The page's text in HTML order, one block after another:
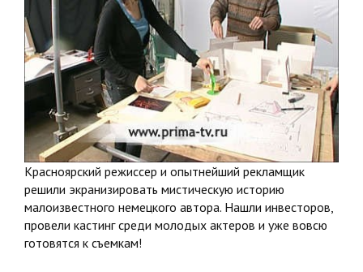
Красноярский режиссер и опытнейший рекламщик
решили экранизировать мистическую историю
малоизвестного немецкого автора. Нашли инвесторов,
провели кастинг среди молодых актеров и уже вовсю
готовятся к съемкам!